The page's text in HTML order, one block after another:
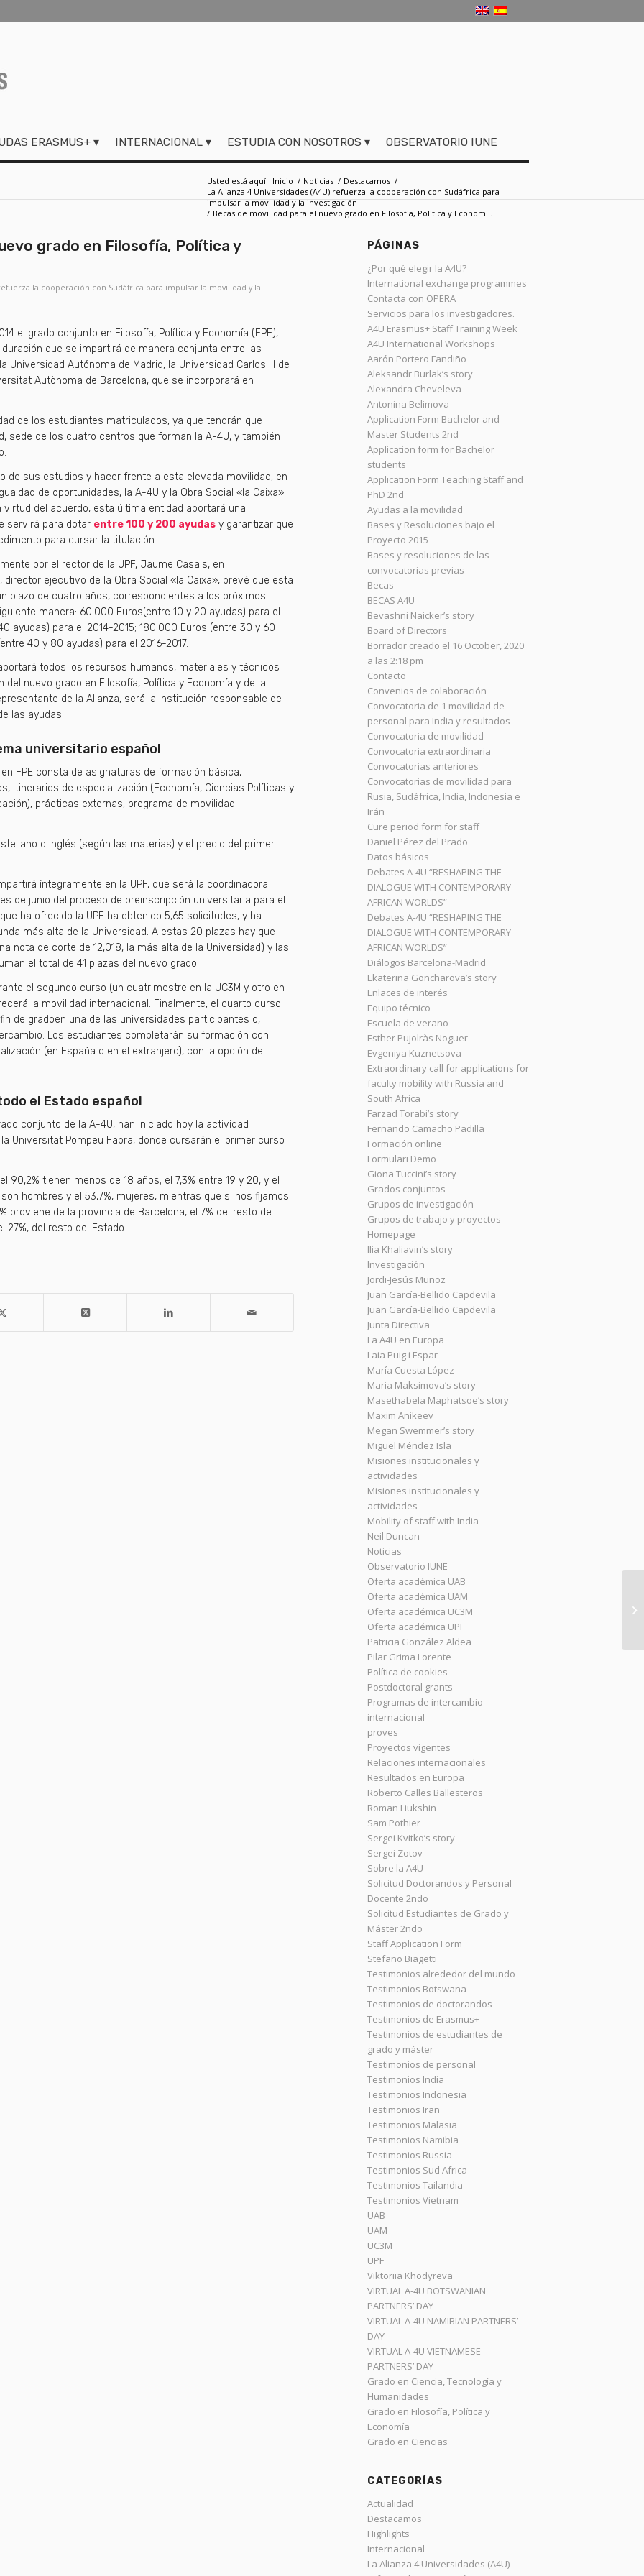
ERASMUS+ INTERNACIONAL ESTUDIA CON NOSOTROS OBSERVATORIO IUNE
Usted está aquí: Inicio / Noticias / Destacamos /
La Alianza 4 Universidades (A4U) refuerza la cooperación con Sudáfrica para
impulsar la movilidad y la investigación
/ Becas de movilidad para el nuevo grado en Filosofía, Política y Econom...
grado en Filosofía, Política y
la cooperación con Sudáfrica para impulsar la movilidad y la
el grado conjunto en Filosofía, Política y Economía (FPE),
que se impartirá de manera conjunta entre las
Autónoma de Madrid, la Universidad Carlos III de
Autònoma de Barcelona, que se incorporará en
de los estudiantes matriculados, ya que tendrán que
sede de los cuatro centros que forman la A-4U, y también
de sus estudios y hacer frente a esta elevada movilidad, en
de oportunidades, la A-4U y la Obra Social «la Caixa»
del acuerdo, esta última entidad aportará una
servirá para dotar entre 100 y 200 ayudas y garantizar que
para cursar la titulación.
por el rector de la UPF, Jaume Casals, en
ejecutivo de la Obra Social «la Caixa», prevé que esta
plazo de cuatro años, correspondientes a los próximos
manera: 60.000 Euros(entre 10 y 20 ayudas) para el
ayudas) para el 2014-2015; 180.000 Euros (entre 30 y 60
40 y 80 ayudas) para el 2016-2017.
todos los recursos humanos, materiales y técnicos
nuevo grado en Filosofía, Política y Economía y de la
de la Alianza, será la institución responsable de
las ayudas.
universitario español
FPE consta de asignaturas de formación básica,
itinerarios de especialización (Economía, Ciencias Políticas y
prácticas externas, programa de movilidad
o inglés (según las materias) y el precio del primer
íntegramente en la UPF, que será la coordinadora
de junio del proceso de preinscripción universitaria para el
ha ofrecido la UPF ha obtenido 5,65 solicitudes, y ha
más alta de la Universidad. A estas 20 plazas hay que
nota de corte de 12,018, la más alta de la Universidad) y las
el total de 41 plazas del nuevo grado.
el segundo curso (un cuatrimestre en la UC3M y otro en
la movilidad internacional. Finalmente, el cuarto curso
de gradoen una de las universidades participantes o,
Los estudiantes completarán su formación con
(en España o en el extranjero), con la opción de
el Estado español
conjunto de la A-4U, han iniciado hoy la actividad
Universitat Pompeu Fabra, donde cursarán el primer curso
90,2% tienen menos de 18 años; el 7,3% entre 19 y 20, y el
hombres y el 53,7%, mujeres, mientras que si nos fijamos
proviene de la provincia de Barcelona, el 7% del resto de
27%, del resto del Estado.
PÁGINAS
­­­¿Por qué elegir la A4U?
­­International exchange programmes
­Contacta con OPERA
­Servicios para los investigadores.
A4U Erasmus+ Staff Training Week
A4U International Workshops
Aarón Portero Fandiño
Aleksandr Burlak’s story
Alexandra Cheveleva
Antonina Belimova
Application Form Bachelor and
Master Students 2nd
Application form for Bachelor
students
Application Form Teaching Staff and
PhD 2nd
Ayudas a la movilidad
Bases y Resoluciones bajo el
Proyecto 2015
Bases y resoluciones de las
convocatorias previas
Becas
BECAS A4U
Bevashni Naicker’s story
Board of Directors
Borrador creado el 16 October, 2020
a las 2:18 pm
Contacto
Convenios de colaboración
Convocatoria de 1 movilidad de
personal para India y resultados
Convocatoria de movilidad
Convocatoria extraordinaria
Convocatorias anteriores
Convocatorias de movilidad para
Rusia, Sudáfrica, India, Indonesia e
Irán
Cure period form for staff
Daniel Pérez del Prado
Datos básicos
Debates A-4U “RESHAPING THE
DIALOGUE WITH CONTEMPORARY
AFRICAN WORLDS”
Debates A-4U “RESHAPING THE
DIALOGUE WITH CONTEMPORARY
AFRICAN WORLDS”
Diálogos Barcelona-Madrid
Ekaterina Goncharova’s story
Enlaces de interés
Equipo técnico
Escuela de verano
Esther Pujolràs Noguer
Evgeniya Kuznetsova
Extraordinary call for applications for
faculty mobility with Russia and
South Africa
Farzad Torabi’s story
Fernando Camacho Padilla
Formación online
Formulari Demo
Giona Tuccini’s story
Grados conjuntos
Grupos de investigación
Grupos de trabajo y proyectos
Homepage
Ilia Khaliavin’s story
Investigación
Jordi-Jesús Muñoz
Juan García-Bellido Capdevila
Juan García-Bellido Capdevila
Junta Directiva
La A4U en Europa
Laia Puig i Espar
María Cuesta López
Maria Maksimova’s story
Masethabela Maphatsoe’s story
Maxim Anikeev
Megan Swemmer’s story
Miguel Méndez Isla
Misiones institucionales y
actividades
Misiones institucionales y
actividades
Mobility of staff with India
Neil Duncan
Noticias
Observatorio IUNE
Oferta académica UAB
Oferta académica UAM
Oferta académica UC3M
Oferta académica UPF
Patricia González Aldea
Pilar Grima Lorente
Política de cookies
Postdoctoral grants
Programas de intercambio
internacional
proves
Proyectos vigentes
Relaciones internacionales
Resultados en Europa
Roberto Calles Ballesteros
Roman Liukshin
Sam Pothier
Sergei Kvitko’s story
Sergei Zotov
Sobre la A4U
Solicitud Doctorandos y Personal
Docente 2ndo
Solicitud Estudiantes de Grado y
Máster 2ndo
Staff Application Form
Stefano Biagetti
Testimonios alrededor del mundo
Testimonios Botswana
Testimonios de doctorandos
Testimonios de Erasmus+
Testimonios de estudiantes de
grado y máster
Testimonios de personal
Testimonios India
Testimonios Indonesia
Testimonios Iran
Testimonios Malasia
Testimonios Namibia
Testimonios Russia
Testimonios Sud Africa
Testimonios Tailandia
Testimonios Vietnam
UAB
UAM
UC3M
UPF
Viktoriia Khodyreva
VIRTUAL A-4U BOTSWANIAN
PARTNERS’ DAY
VIRTUAL A-4U NAMIBIAN PARTNERS’
DAY
VIRTUAL A-4U VIETNAMESE
PARTNERS’ DAY
Grado en Ciencia, Tecnología y
Humanidades
Grado en Filosofía, Política y
Economía
Grado en Ciencias
CATEGORÍAS
Actualidad
Destacamos
Highlights
Internacional
La Alianza 4 Universidades (A4U)